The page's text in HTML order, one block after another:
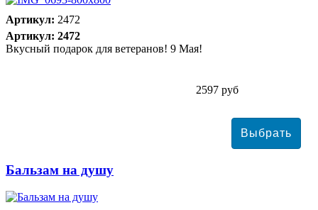
Артикул: 2472
Артикул: 2472
Вкусный подарок для ветеранов! 9 Мая!
2597 руб
Бальзам на душу